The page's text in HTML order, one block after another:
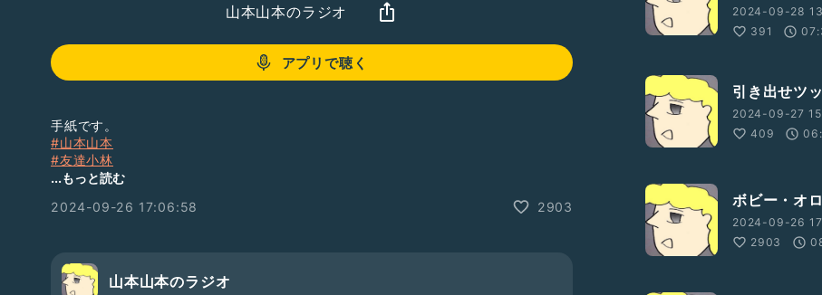
山本山本のラジオ
アプリで聴く
手紙です。
#山本山本
#友達小林
#山本山本2409
...もっと読む
2024-09-26 17:06:58
2903
山本山本のラジオ
2024-09-28
391
引き出せツ
2024-09-27
409
ボビー・オ
2024-09-26
2903